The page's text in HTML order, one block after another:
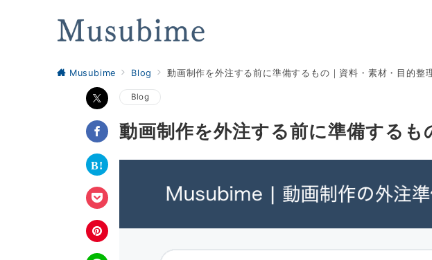
Musubime Blog 動画制作を外注する前に準備するもの｜資料・素材・目的整
Blog
動画制作を外注する前に準備するも